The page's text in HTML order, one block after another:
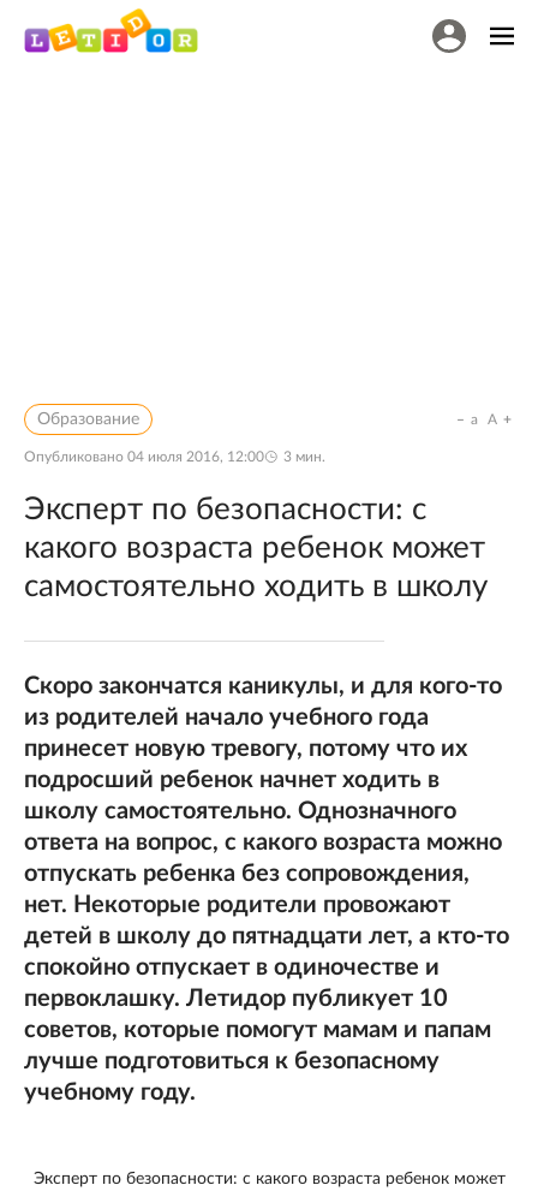
Образование
Опубликовано 04 июля 2016, 12:00 3 мин.
a A
Эксперт по безопасности: с
какого возраста ребенок может
самостоятельно ходить в школу
Скоро закончатся каникулы, и для кого-то
из родителей начало учебного года
принесет новую тревогу, потому что их
подросший ребенок начнет ходить в
школу самостоятельно. Однозначного
ответа на вопрос, с какого возраста можно
отпускать ребенка без сопровождения,
нет. Некоторые родители провожают
детей в школу до пятнадцати лет, а кто-то
спокойно отпускает в одиночестве и
первоклашку. Летидор публикует 10
советов, которые помогут мамам и папам
лучше подготовиться к безопасному
учебному году.
Эксперт по безопасности: с какого возраста ребенок может